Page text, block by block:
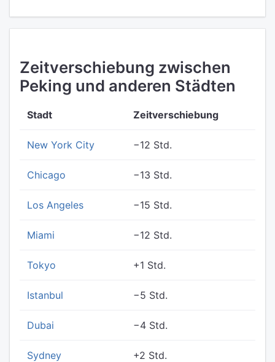
Zeitverschiebung zwischen
Peking und anderen Städten
Stadt Zeitverschiebung
New York City −12 Std.
Chicago −13 Std.
Los Angeles −15 Std.
Miami −12 Std.
Tokyo +1 Std.
Istanbul −5 Std.
Dubai −4 Std.
Sydney +2 Std.